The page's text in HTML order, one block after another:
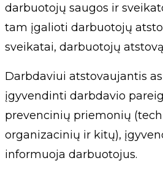
darbuotojų saugos ir
tam įgalioti darbuotojų
sveikatai, darbuotojų
Darbdaviui atstovaujantis
įgyvendinti darbdavio
prevencinių priemonių
organizacinių ir kitų),
informuoja darbuotojus.